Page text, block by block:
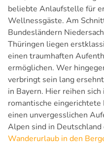
beliebte Anlaufstelle für
Wellnessgäste. Am
Bundesländern
Thüringen liegen
einen traumhaften
ermöglichen. Wer
verbringt sein lang
in Bayern. Hier reihen
romantische
einen unvergesslichen
Alpen sind in
Wanderurlaub in den